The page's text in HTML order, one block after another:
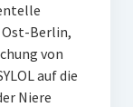
Berlin,
von
auf die
Niere